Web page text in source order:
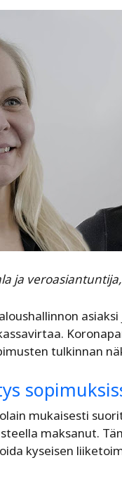
ja veroasiantuntija,
tulkinnan
mukaisesti
maksanut.
kyseisen